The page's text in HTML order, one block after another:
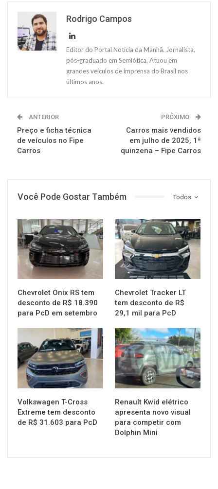
Rodrigo Campos
Editor do Portal Notícia da Manhã. Jornalista,
pós-graduado em Semiótica. Atuou em
grandes veículos de imprensa do Brasil nos
últimos anos.
ANTERIOR
Preço e ficha técnica
de veículos no Fipe
Carros
PRÓXIMO
Carros mais vendidos
em julho de 2025, 1ª
quinzena – Fipe Carros
Todos
Você Pode Gostar Também
MUNDO AUTOMOTIVO
Chevrolet Onix RS tem
desconto de R$ 18.390
para PcD em setembro
MUNDO AUTOMOTIVO
Chevrolet Tracker LT
tem desconto de R$
29,1 mil para PcD
MUNDO AUTOMOTIVO
Volkswagen T-Cross
Extreme tem desconto
de R$ 31.603 para PcD
MUNDO AUTOMOTIVO
Renault Kwid elétrico
apresenta novo visual
para competir com
Dolphin Mini